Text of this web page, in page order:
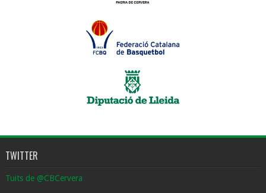
TWITTER
Tuits de @CBCervera